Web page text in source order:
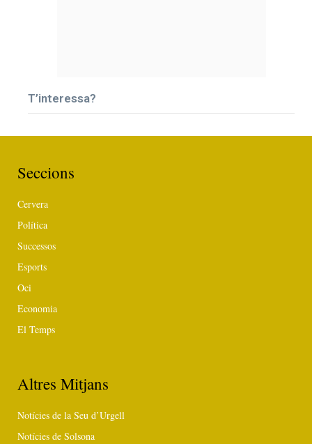
T’interessa?
Seccions
Cervera
Política
Successos
Esports
Oci
Economia
El Temps
Altres Mitjans
Notícies de la Seu d’Urgell
Notícies de Solsona